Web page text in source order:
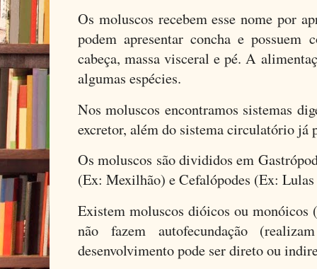
Os moluscos recebem esse nome por
podem apresentar concha e
cabeça, massa visceral e pé. A
algumas espécies.
Nos moluscos encontramos sistemas
excretor, além do sistema circulatório já
Os moluscos são divididos em
(Ex: Mexilhão) e Cefalópodes (Ex:
Existem moluscos dióicos ou monóicos
não fazem autofecundação
desenvolvimento pode ser direto ou